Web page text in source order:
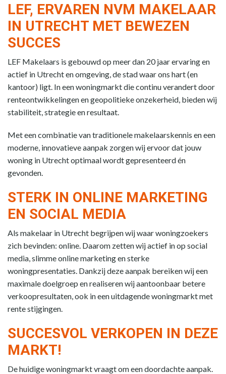
LEF, ERVAREN NVM MAKELAAR
IN UTRECHT MET BEWEZEN
SUCCES
LEF Makelaars is gebouwd op meer dan 20 jaar ervaring en
actief in Utrecht en omgeving, de stad waar ons hart (en
kantoor) ligt. In een woningmarkt die continu verandert door
renteontwikkelingen en geopolitieke onzekerheid, bieden wij
stabiliteit, strategie en resultaat.
Met een combinatie van traditionele makelaarskennis en een
moderne, innovatieve aanpak zorgen wij ervoor dat jouw
woning in Utrecht optimaal wordt gepresenteerd én
gevonden.
STERK IN ONLINE MARKETING
EN SOCIAL MEDIA
Als makelaar in Utrecht begrijpen wij waar woningzoekers
zich bevinden: online. Daarom zetten wij actief in op social
media, slimme online marketing en sterke
woningpresentaties. Dankzij deze aanpak bereiken wij een
maximale doelgroep en realiseren wij aantoonbaar betere
verkoopresultaten, ook in een uitdagende woningmarkt met
rente stijgingen.
SUCCESVOL VERKOPEN IN DEZE
MARKT!
De huidige woningmarkt vraagt om een doordachte aanpak.